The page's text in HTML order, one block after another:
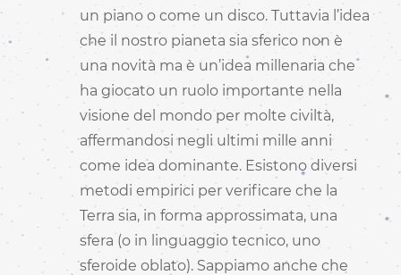
un piano o come un disco. Tuttavia l’idea
che il nostro pianeta sia sferico non è
una novità ma è un’idea millenaria che
ha giocato un ruolo importante nella
visione del mondo per molte civiltà,
affermandosi negli ultimi mille anni
come idea dominante. Esistono diversi
metodi empirici per verificare che la
Terra sia, in forma approssimata, una
sfera (o in linguaggio tecnico, uno
sferoide oblato). Sappiamo anche che